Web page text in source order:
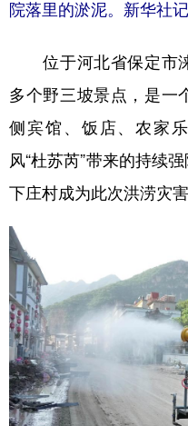
四川 贵州
陕西 甘肃
新疆 内蒙古
多语种频道
English Español
Deutsch Português
院落里的淤泥。新华社
位于河北省保定市
多个野三坡景点，是一
侧宾馆、饭店、农家
风“杜苏芮”带来的持续
下庄村成为此次洪涝灾害